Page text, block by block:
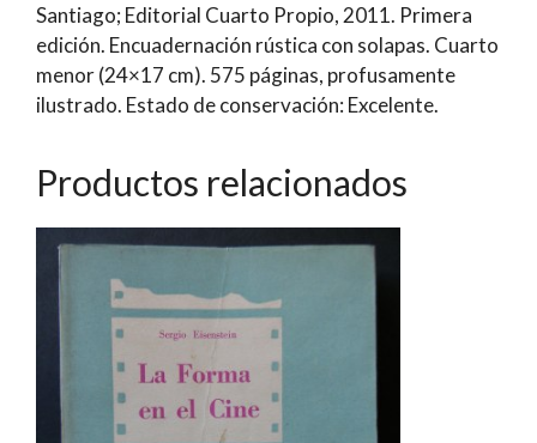
W.
Bongers;
M.
Torrealba-
Vergara
cantidad
Santiago; Editorial Cuarto Propio, 2011. Primera
edición. Encuadernación rústica con solapas. Cuarto
menor (24×17 cm). 575 páginas, profusamente
ilustrado. Estado de conservación: Excelente.
Productos relacionados